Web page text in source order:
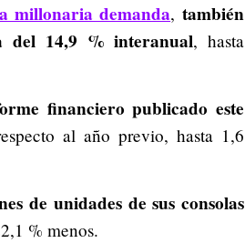
millonaria demanda,también
del 14,9 % interanual, hasta
financiero publicado este
al año previo, hasta 1,6
de unidades de sus consolas
% menos.